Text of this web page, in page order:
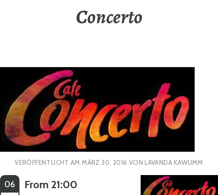
Concerto
VERÖFFENTLICHT AMMÄRZ 30, 2016 VONLAVANDA KAWUMM
06 From 21:00